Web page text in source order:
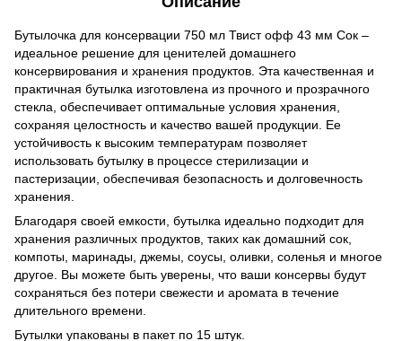
Бутылочка для консервации 750 мл Твист офф 43 мм Сок –
идеальное решение для ценителей домашнего
консервирования и хранения продуктов. Эта качественная и
практичная бутылка изготовлена из прочного и прозрачного
стекла, обеспечивает оптимальные условия хранения,
сохраняя целостность и качество вашей продукции. Ее
устойчивость к высоким температурам позволяет
использовать бутылку в процессе стерилизации и
пастеризации, обеспечивая безопасность и долговечность
хранения.
Благодаря своей емкости, бутылка идеально подходит для
хранения различных продуктов, таких как домашний сок,
компоты, маринады, джемы, соусы, оливки, соленья и многое
другое. Вы можете быть уверены, что ваши консервы будут
сохраняться без потери свежести и аромата в течение
длительного времени.
Бутылки упакованы в пакет по 15 штук.